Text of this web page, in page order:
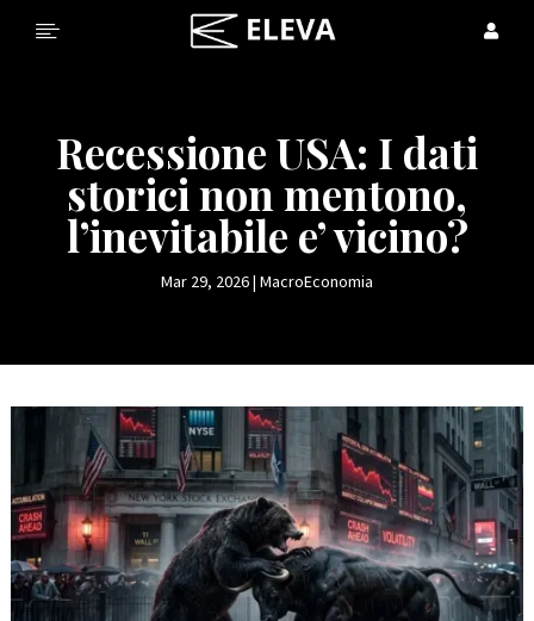
 
Recessione USA: I dati
storici non mentono,
l’inevitabile e’ vicino?
Mar 29, 2026| MacroEconomia